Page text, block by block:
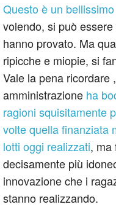
Questo è un
volendo, si può
hanno provato. Ma
ripicche e miopie, si
Vale la pena ricordare
amministrazione ha
ragioni squisitamente
volte quella finanziata
lotti oggi realizzati, ma
decisamente più
innovazione che i
stanno realizzando.